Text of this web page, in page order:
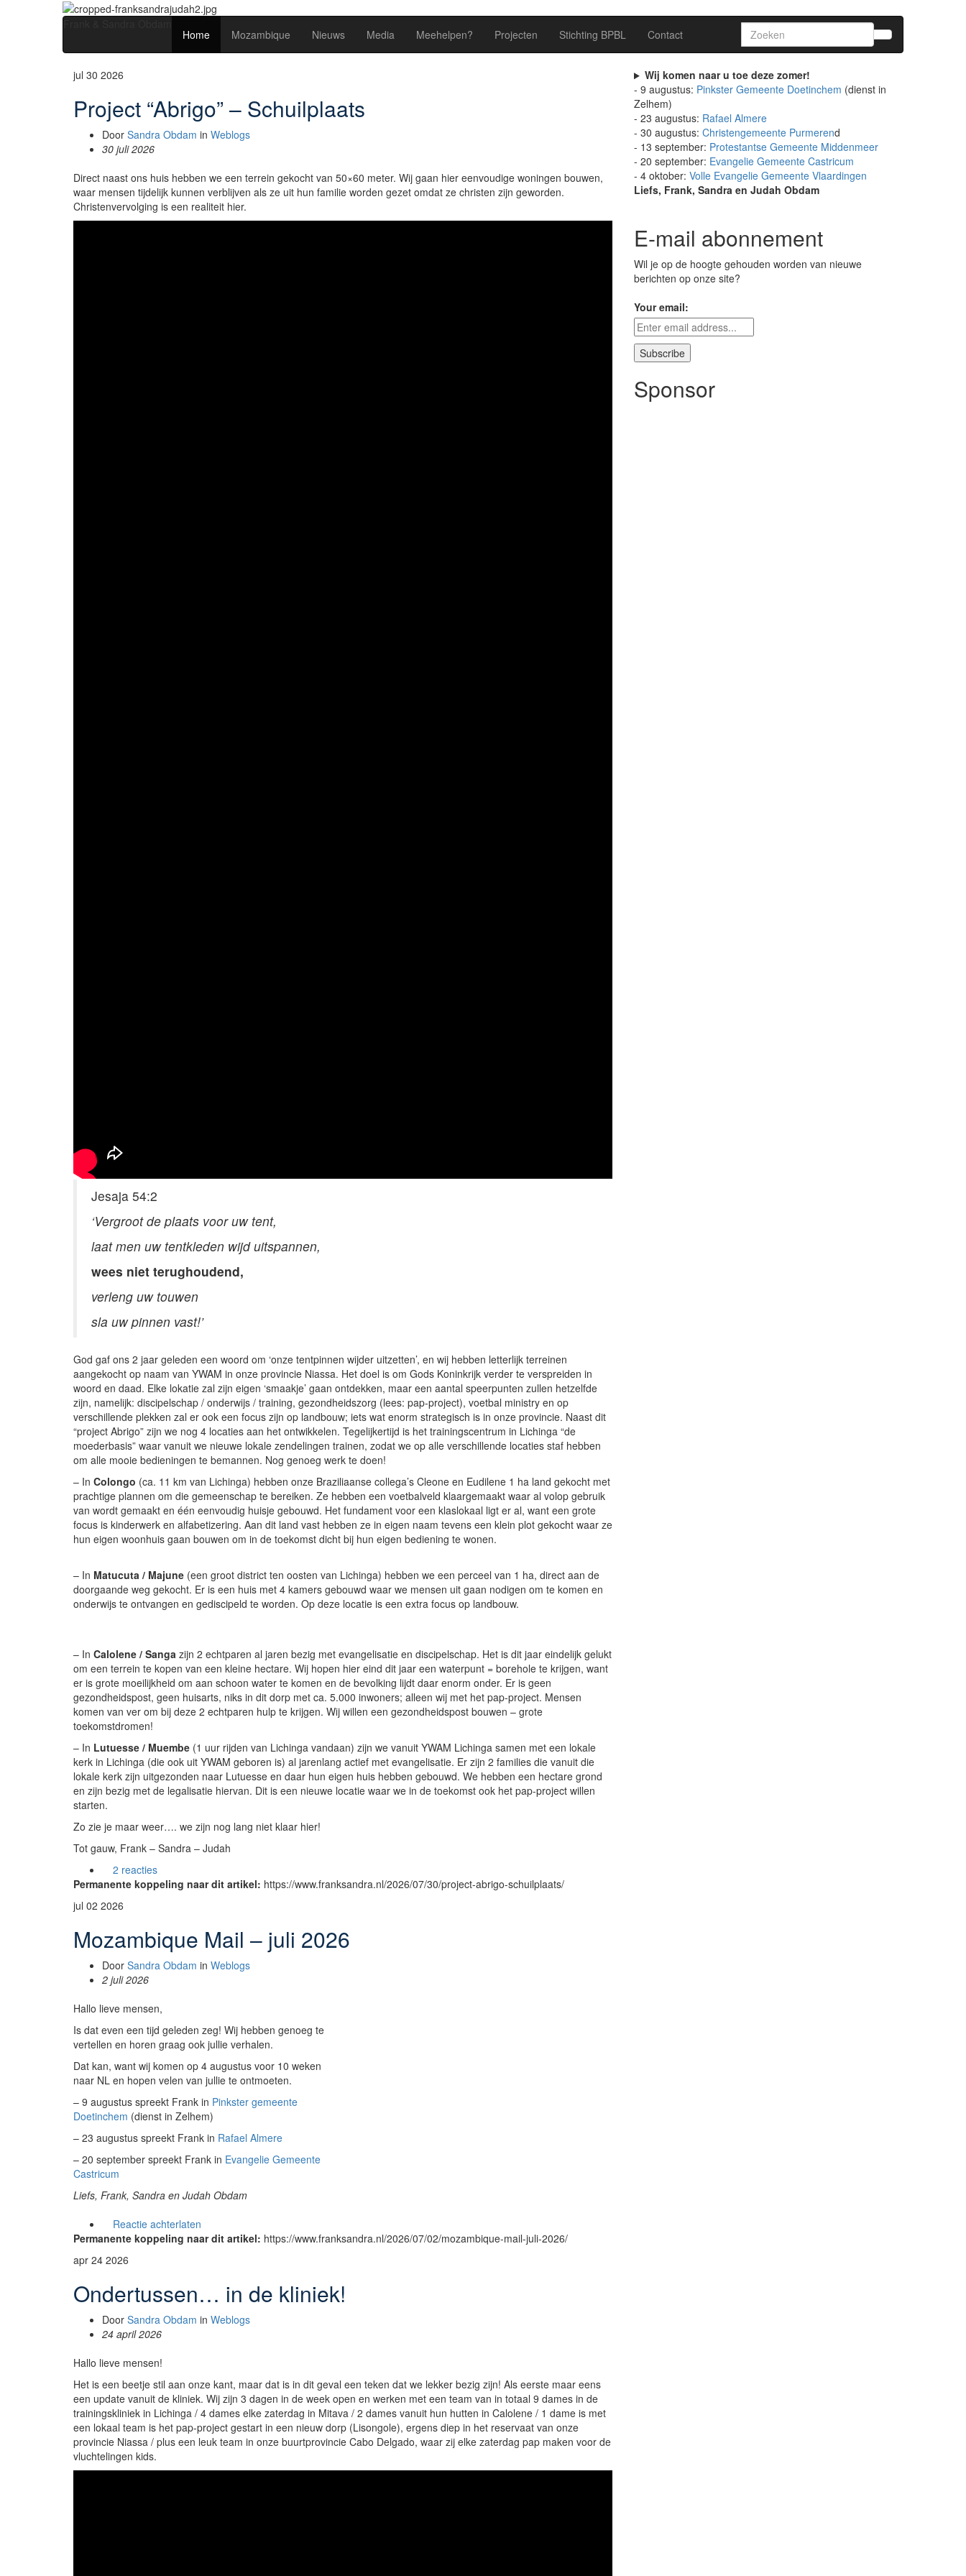
Home Mozambique Nieuws Media Meehelpen? Projecten Stichting BPBL Contact
Search
for:
jul 30 2026
Project “Abrigo” – Schuilplaats
Door Sandra Obdam in Weblogs
30 juli 2026
Direct naast ons huis hebben we een terrein gekocht van 50×60 meter. Wij gaan hier eenvoudige woningen bouwen,
waar mensen tijdelijk kunnen verblijven als ze uit hun familie worden gezet omdat ze christen zijn geworden.
Christenvervolging is een realiteit hier.
Jesaja 54:2
‘Vergroot de plaats voor uw tent,
laat men uw tentkleden wijd uitspannen,
wees niet terughoudend,
verleng uw touwen
sla uw pinnen vast!’
God gaf ons 2 jaar geleden een woord om ‘onze tentpinnen wijder uitzetten’, en wij hebben letterlijk terreinen
aangekocht op naam van YWAM in onze provincie Niassa. Het doel is om Gods Koninkrijk verder te verspreiden in
woord en daad. Elke lokatie zal zijn eigen ‘smaakje’ gaan ontdekken, maar een aantal speerpunten zullen hetzelfde
zijn, namelijk: discipelschap / onderwijs / training, gezondheidszorg (lees: pap-project), voetbal ministry en op
verschillende plekken zal er ook een focus zijn op landbouw; iets wat enorm strategisch is in onze provincie. Naast dit
“project Abrigo” zijn we nog 4 locaties aan het ontwikkelen. Tegelijkertijd is het trainingscentrum in Lichinga “de
moederbasis” waar vanuit we nieuwe lokale zendelingen trainen, zodat we op alle verschillende locaties staf hebben
om alle mooie bedieningen te bemannen. Nog genoeg werk te doen!
– In Colongo (ca. 11 km van Lichinga) hebben onze Braziliaanse collega’s Cleone en Eudilene 1 ha land gekocht met
prachtige plannen om die gemeenschap te bereiken. Ze hebben een voetbalveld klaargemaakt waar al volop gebruik
van wordt gemaakt en één eenvoudig huisje gebouwd. Het fundament voor een klaslokaal ligt er al, want een grote
focus is kinderwerk en alfabetizering. Aan dit land vast hebben ze in eigen naam tevens een klein plot gekocht waar ze
hun eigen woonhuis gaan bouwen om in de toekomst dicht bij hun eigen bediening te wonen.
– In Matucuta / Majune (een groot district ten oosten van Lichinga) hebben we een perceel van 1 ha, direct aan de
doorgaande weg gekocht. Er is een huis met 4 kamers gebouwd waar we mensen uit gaan nodigen om te komen en
onderwijs te ontvangen en gediscipeld te worden. Op deze locatie is een extra focus op landbouw.
– In Calolene / Sanga zijn 2 echtparen al jaren bezig met evangelisatie en discipelschap. Het is dit jaar eindelijk gelukt
om een terrein te kopen van een kleine hectare. Wij hopen hier eind dit jaar een waterpunt = borehole te krijgen, want
er is grote moeilijkheid om aan schoon water te komen en de bevolking lijdt daar enorm onder. Er is geen
gezondheidspost, geen huisarts, niks in dit dorp met ca. 5.000 inwoners; alleen wij met het pap-project. Mensen
komen van ver om bij deze 2 echtparen hulp te krijgen. Wij willen een gezondheidspost bouwen – grote
toekomstdromen!
– In Lutuesse / Muembe (1 uur rijden van Lichinga vandaan) zijn we vanuit YWAM Lichinga samen met een lokale
kerk in Lichinga (die ook uit YWAM geboren is) al jarenlang actief met evangelisatie. Er zijn 2 families die vanuit die
lokale kerk zijn uitgezonden naar Lutuesse en daar hun eigen huis hebben gebouwd. We hebben een hectare grond
en zijn bezig met de legalisatie hiervan. Dit is een nieuwe locatie waar we in de toekomst ook het pap-project willen
starten.
Zo zie je maar weer…. we zijn nog lang niet klaar hier!
Tot gauw, Frank – Sandra – Judah
2 reacties
Permanente koppeling naar dit artikel: https://www.franksandra.nl/2026/07/30/project-abrigo-schuilplaats/
jul 02 2026
Mozambique Mail – juli 2026
Door Sandra Obdam in Weblogs
2 juli 2026
Hallo lieve mensen,
Is dat even een tijd geleden zeg! Wij hebben genoeg te
vertellen en horen graag ook jullie verhalen.
Dat kan, want wij komen op 4 augustus voor 10 weken
naar NL en hopen velen van jullie te ontmoeten.
– 9 augustus spreekt Frank in Pinkster gemeente
Doetinchem (dienst in Zelhem)
– 23 augustus spreekt Frank in Rafael Almere
– 20 september spreekt Frank in Evangelie Gemeente
Castricum
Liefs, Frank, Sandra en Judah Obdam
Reactie achterlaten
Permanente koppeling naar dit artikel: https://www.franksandra.nl/2026/07/02/mozambique-mail-juli-2026/
apr 24 2026
Ondertussen… in de kliniek!
Door Sandra Obdam in Weblogs
24 april 2026
Hallo lieve mensen!
Het is een beetje stil aan onze kant, maar dat is in dit geval een teken dat we lekker bezig zijn! Als eerste maar eens
een update vanuit de kliniek. Wij zijn 3 dagen in de week open en werken met een team van in totaal 9 dames in de
trainingskliniek in Lichinga / 4 dames elke zaterdag in Mitava / 2 dames vanuit hun hutten in Calolene / 1 dame is met
een lokaal team is het pap-project gestart in een nieuw dorp (Lisongole), ergens diep in het reservaat van onze
provincie Niassa / plus een leuk team in onze buurtprovincie Cabo Delgado, waar zij elke zaterdag pap maken voor de
vluchtelingen kids.
Wij komen naar u toe deze zomer!
- 9 augustus: Pinkster Gemeente Doetinchem (dienst in
Zelhem)
- 23 augustus: Rafael Almere
- 30 augustus: Christengemeente Purmerend
- 13 september: Protestantse Gemeente Middenmeer
- 20 september: Evangelie Gemeente Castricum
- 4 oktober: Volle Evangelie Gemeente Vlaardingen
Liefs, Frank, Sandra en Judah Obdam
E-mail abonnement
Wil je op de hoogte gehouden worden van nieuwe
berichten op onze site?
Your email:
Sponsor